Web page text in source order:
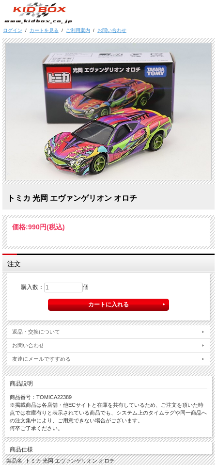
ログイン / カートを見る / ご利用案内 / お問い合わせ
トミカ 光岡 エヴァンゲリオン オロチ
価格:990円(税込)
注文
購入数： 個
返品・交換について
お問い合わせ
友達にメールですすめる
商品説明
商品番号：TOMICA22389
※掲載商品は各店舗・他ECサイトと在庫を共有しているため、ご注文を頂いた時
点では在庫有りと表示されている商品でも、システム上のタイムラグや同一商品へ
の注文集中により、ご用意できない場合がございます。
何卒ご了承ください。
商品仕様
製品名: トミカ 光岡 エヴァンゲリオン オロチ